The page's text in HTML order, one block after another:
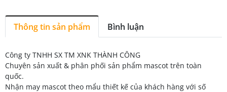
Thông tin sản phẩm Bình luận
Công ty TNHH SX TM XNK THÀNH CÔNG
Chuyên sản xuất & phân phối sản phẩm mascot trên toàn
quốc.
Nhận may mascot theo mẩu thiết kế của khách hàng với số